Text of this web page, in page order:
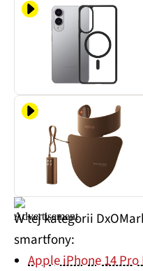
W tej kategorii
smartfony:
Apple iPhone 14 Pro